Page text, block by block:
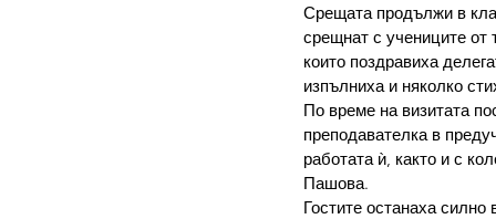
Обява
в
Срещата продължи в
срещнат с учениците от
които поздравиха
изпълниха и няколко
По време на визитата
преподавателка в
работата ѝ, както и с
Пашова.
Гостите останаха